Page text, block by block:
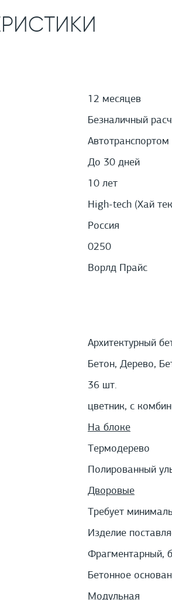
12 месяцев
Безналичный
Автотранспортом
До 30 дней
10 лет
High-tech (Хай
Россия
0250
Ворлд Прайс
Архитектурный
Бетон, Дерево,
36 шт.
цветник, с
На блоке
Термодерево
Полированный
Дворовые
Требует
Изделие
Фрагментарный,
Бетонное
Модульная